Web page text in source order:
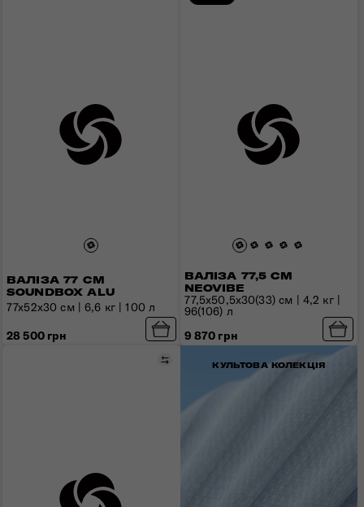
ВАЛІЗА 77 СМ
SOUNDBOX ALU
77x52x30 см | 6,6 кг | 100 л
28 500 грн
ВАЛІЗА 77,5 СМ
NEOVIBE
77,5x50,5x30(33) см | 4,2 кг |
96(106) л
9 870 грн
ПорівнятиКУЛЬТОВА КОЛЕКЦІЯ